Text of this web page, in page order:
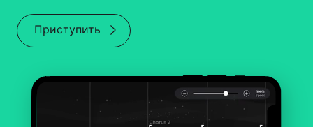
Приступить